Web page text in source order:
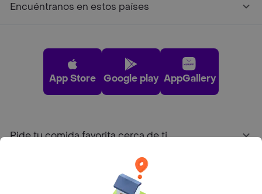
Encuéntranos en estos países
App Store Google play AppGallery
Pide tu comida favorita cerca de ti